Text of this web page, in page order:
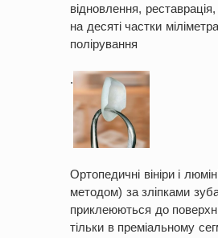
відновлення,
на десяті частки
полірування
.
Ортопедичні вініри і
методом) за зліпками
приклеюються до
тільки в преміальному